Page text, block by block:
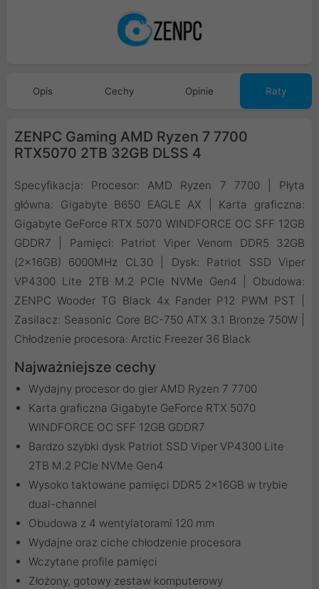
Opis Cechy Opinie Raty
ZENPC Gaming AMD Ryzen 7 7700
RTX5070 2TB 32GB DLSS 4
Specyfikacja: Procesor: AMD Ryzen 7 7700 | Płyta
główna: Gigabyte B650 EAGLE AX | Karta graficzna:
Gigabyte GeForce RTX 5070 WINDFORCE OC SFF 12GB
GDDR7 | Pamięci: Patriot Viper Venom DDR5 32GB
(2x16GB) 6000MHz CL30 | Dysk: Patriot SSD Viper
VP4300 Lite 2TB M.2 PCIe NVMe Gen4 | Obudowa:
ZENPC Wooder TG Black 4x Fander P12 PWM PST |
Zasilacz: Seasonic Core BC-750 ATX 3.1 Bronze 750W |
Chłodzenie procesora: Arctic Freezer 36 Black
Najważniejsze cechy
Wydajny procesor do gier AMD Ryzen 7 7700
Karta graficzna Gigabyte GeForce RTX 5070
WINDFORCE OC SFF 12GB GDDR7
Bardzo szybki dysk Patriot SSD Viper VP4300 Lite
2TB M.2 PCIe NVMe Gen4
Wysoko taktowane pamięci DDR5 2x16GB w trybie
dual-channel
Obudowa z 4 wentylatorami 120 mm
Wydajne oraz ciche chłodzenie procesora
Wczytane profile pamięci
Złożony, gotowy zestaw komputerowy